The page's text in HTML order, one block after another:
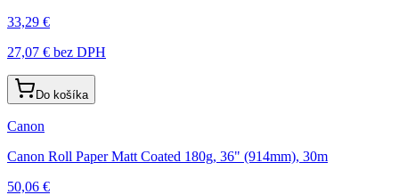
33,29 €
27,07 € bez DPH
Do košíka
Canon
Canon Roll Paper Matt Coated 180g, 36" (914mm), 30m
50,06 €